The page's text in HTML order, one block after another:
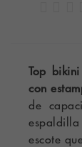
Top
con
de
escote